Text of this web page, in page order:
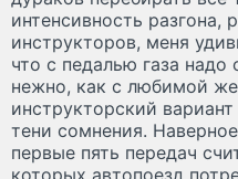
интенсивность разгона,
инструкторов, меня
что с педалью газа
нежно, как с любимой
инструкторский
тени сомнения.
первые пять передач